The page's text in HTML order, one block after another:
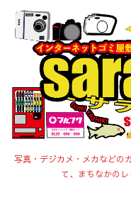
写真・デジカメ・メカなどの
て、まちなかの